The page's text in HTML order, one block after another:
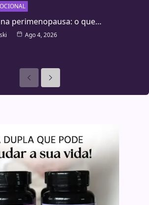
perimenopausa: o que…
Ago 4, 2026
AnterioresSeguinte